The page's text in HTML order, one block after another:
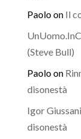
Paoloon Il
(Steve Bull)
Paoloon
disonestà
Igor Giussani
disonestà